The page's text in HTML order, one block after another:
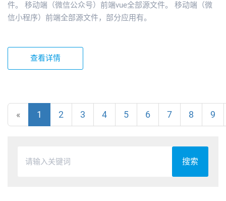
件。 移动端（微信公众号）前端vue全部源文件。 移动端（微
信小程序）前端全部源文件，部分应用有。
查看详情
« 1 2 3 4 5 6 7 8 9
搜索